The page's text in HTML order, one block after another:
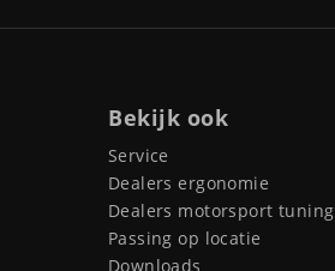
Bekijk ook
Service
Dealers ergonomie
Dealers motorsport tuning
Passing op locatie
Downloads